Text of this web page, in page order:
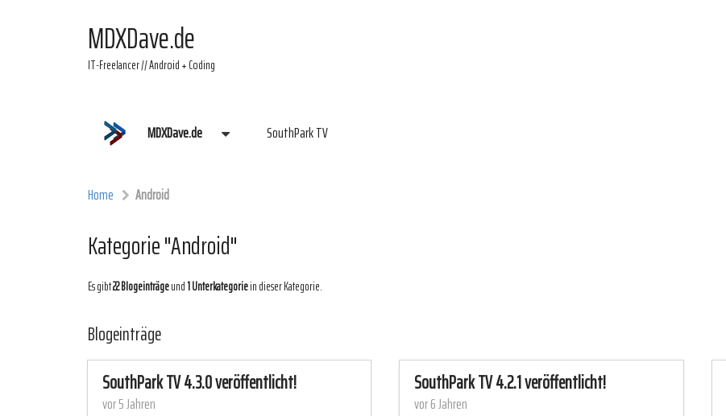
MDXDave.de
IT-Freelancer // Android + Coding
MDXDave.de SouthPark TV
Home Android
Kategorie "Android"
Es gibt22 Blogeinträgeund1 Unterkategoriein dieser Kategorie.
Blogeinträge
SouthPark TV 4.3.0 veröffentlicht!
vor 5 Jahren
SouthPark TV 4.2.1 veröffentlicht!
vor 6 Jahren